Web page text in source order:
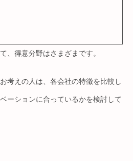
、得意分野はさまざまです。
考えの人は、各会社の特徴を比較し
ーションに合っているかを検討して